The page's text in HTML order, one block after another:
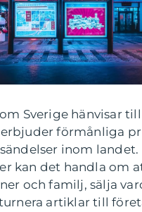
Sverige hänvisar
förmånliga
inom landet.
kan det handla om
och familj, sälja
artiklar till